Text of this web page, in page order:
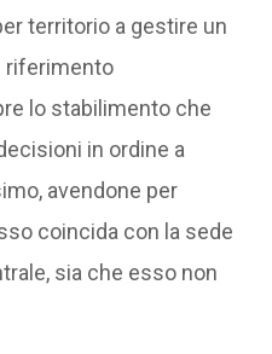
territorio a gestire un
riferimento
lo stabilimento che
in ordine a
avendone per
coincida con la sede
sia che esso non